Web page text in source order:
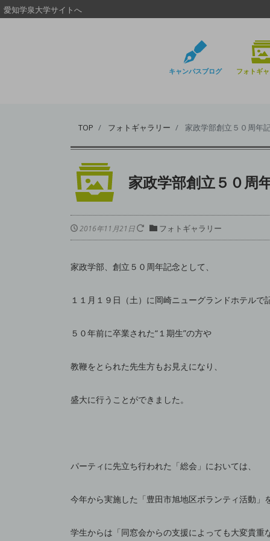
愛知学泉大学サイトへ
キャンパスブログ フォトギ
TOP フォトギャラリー 家政学部創立５０周年
家政学部創立５０周
2016年11月21日 フォトギャラリー
家政学部、創立５０周年記念として、
１１月１９日（土）に岡崎ニューグランドホテル
５０年前に卒業された“１期生”の方や
教鞭をとられた先生方もお見えになり、
盛大に行うことができました。
パーティに先立ち行われた「総会」においては、
今年から実施した「豊田市旭地区ボランティ活動」
学生からは「同窓会からの支援によっても大変貴